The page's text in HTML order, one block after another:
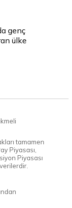
genç
ülke
tamamen
Piyasası,
Piyasası